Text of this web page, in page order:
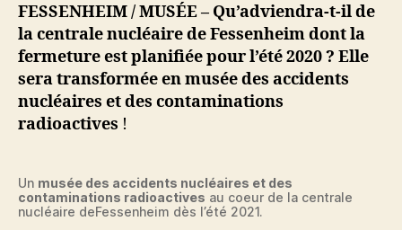
centrale
nucléaire
de
Fessenheim
:
accidents
nucléaires
FESSENHEIM / MUSÉE – Qu’adviendra-t-il de
la centrale nucléaire de Fessenheim dont la
fermeture est planifiée pour l’été 2020 ? Elle
sera transformée en musée des accidents
nucléaires et des contaminations
radioactives !
Un musée des accidents nucléaires et des
contaminations radioactives au coeur de la centrale
nucléaire deFessenheim dès l’été 2021.